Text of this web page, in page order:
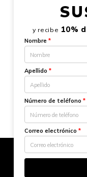
y recibe 10%
Nombre *
Apellido *
Número de teléfono *
Correo electrónico *